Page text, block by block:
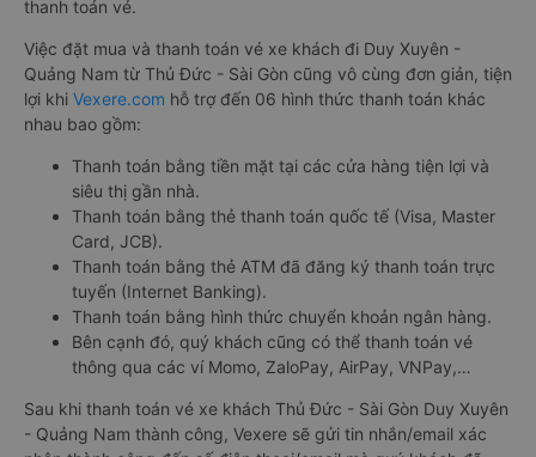
thanh toán vé.
Việc đặt mua và thanh toán vé xe khách đi Duy Xuyên -
Quảng Nam từ Thủ Đức - Sài Gòn cũng vô cùng đơn giản, tiện
lợi khi Vexere.com hỗ trợ đến 06 hình thức thanh toán khác
nhau bao gồm:
Thanh toán bằng tiền mặt tại các cửa hàng tiện lợi và
siêu thị gần nhà.
Thanh toán bằng thẻ thanh toán quốc tế (Visa, Master
Card, JCB).
Thanh toán bằng thẻ ATM đã đăng ký thanh toán trực
tuyến (Internet Banking).
Thanh toán bằng hình thức chuyển khoản ngân hàng.
Bên cạnh đó, quý khách cũng có thể thanh toán vé
thông qua các ví Momo, ZaloPay, AirPay, VNPay,…
Sau khi thanh toán vé xe khách Thủ Đức - Sài Gòn Duy Xuyên
- Quảng Nam thành công, Vexere sẽ gửi tin nhắn/email xác